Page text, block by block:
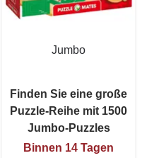
Jumbo
Finden Sie eine große
Puzzle-Reihe mit 1500
Jumbo-Puzzles
Binnen 14 Tagen